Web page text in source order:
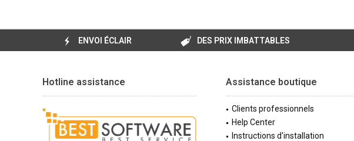
ENVOI ÉCLAIR DES PRIX IMBATTABLES
Hotline assistance Assistance boutique
Clients professionnels
Help Center
Instructions d'installation